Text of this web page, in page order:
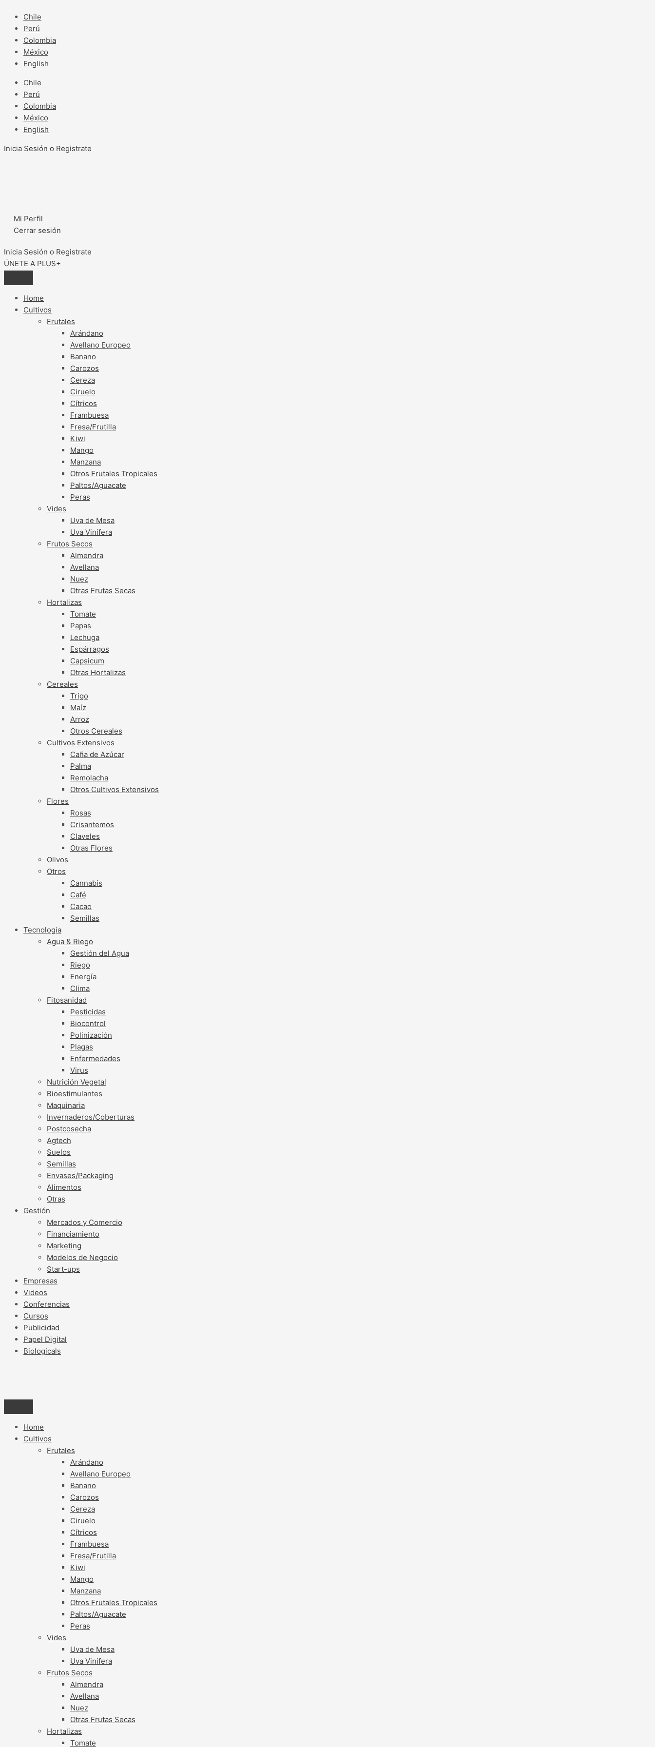
contenido
Chile
Perú
Colombia
México
English
Chile
Perú
Colombia
México
English
Inicia Sesión o Registrate
Mi Perfil
Cerrar sesión
Inicia Sesión o Registrate
ÚNETE A PLUS+
Home
Cultivos
Frutales
Arándano
Avellano Europeo
Banano
Carozos
Cereza
Ciruelo
Cítricos
Frambuesa
Fresa/Frutilla
Kiwi
Mango
Manzana
Otros Frutales Tropicales
Paltos/Aguacate
Peras
Vides
Uva de Mesa
Uva Vinífera
Frutos Secos
Almendra
Avellana
Nuez
Otras Frutas Secas
Hortalizas
Tomate
Papas
Lechuga
Espárragos
Capsicum
Otras Hortalizas
Cereales
Trigo
Maíz
Arroz
Otros Cereales
Cultivos Extensivos
Caña de Azúcar
Palma
Remolacha
Otros Cultivos Extensivos
Flores
Rosas
Crisantemos
Claveles
Otras Flores
Olivos
Otros
Cannabis
Café
Cacao
Semillas
Tecnología
Agua & Riego
Gestión del Agua
Riego
Energía
Clima
Fitosanidad
Pesticidas
Biocontrol
Polinización
Plagas
Enfermedades
Virus
Nutrición Vegetal
Bioestimulantes
Maquinaria
Invernaderos/Coberturas
Postcosecha
Agtech
Suelos
Semillas
Envases/Packaging
Alimentos
Otras
Gestión
Mercados y Comercio
Financiamiento
Marketing
Modelos de Negocio
Start-ups
Empresas
Videos
Conferencias
Cursos
Publicidad
Papel Digital
Biologicals
Home
Cultivos
Frutales
Arándano
Avellano Europeo
Banano
Carozos
Cereza
Ciruelo
Cítricos
Frambuesa
Fresa/Frutilla
Kiwi
Mango
Manzana
Otros Frutales Tropicales
Paltos/Aguacate
Peras
Vides
Uva de Mesa
Uva Vinífera
Frutos Secos
Almendra
Avellana
Nuez
Otras Frutas Secas
Hortalizas
Tomate